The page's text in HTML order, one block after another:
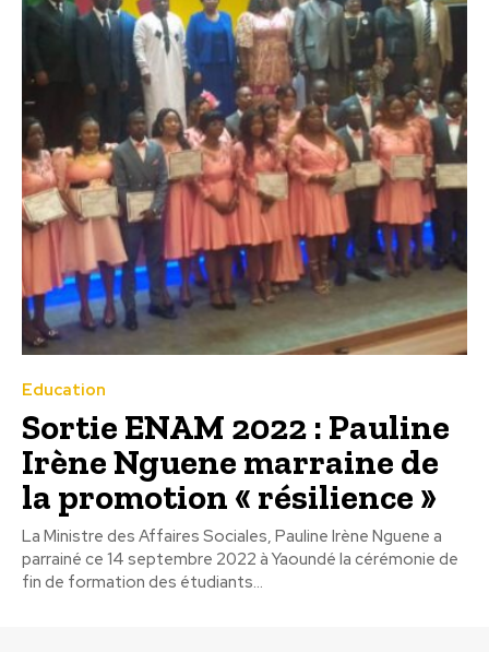
Education
Sortie ENAM 2022 : Pauline
Irène Nguene marraine de
la promotion « résilience »
La Ministre des Affaires Sociales, Pauline Irène Nguene a
parrainé ce 14 septembre 2022 à Yaoundé la cérémonie de
fin de formation des étudiants...